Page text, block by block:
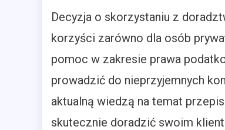
Decyzja o skorzystaniu z
korzyści zarówno dla osób
pomoc w zakresie prawa
prowadzić do nieprzyjemnych
aktualną wiedzą na temat
skutecznie doradzić swoim